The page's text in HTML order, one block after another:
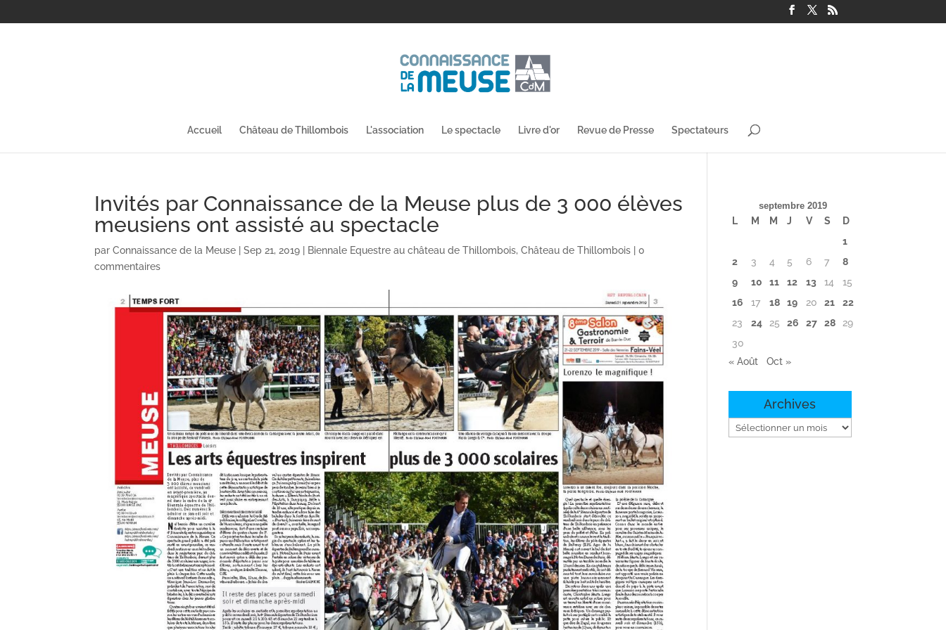
Accueil Château de Thillombois L'association Le spectacle Livre d'or Revue de Presse Spectateurs
Invités par Connaissance de la Meuse plus de 3 000 élèves
meusiens ont assisté au spectacle
parConnaissance de la Meuse |Sep 21, 2019 | Biennale Equestre au château de Thillombois,Château de Thillombois |0
commentaires
septembre 2019
L M M J V S
D
1
2
3 4 5 6 7
8
9
10 11 12 13 14
15
16
17 18 19 20 21
22
23
24 25 26 27 28
29
30
« Août
Oct »
Archives
Archives